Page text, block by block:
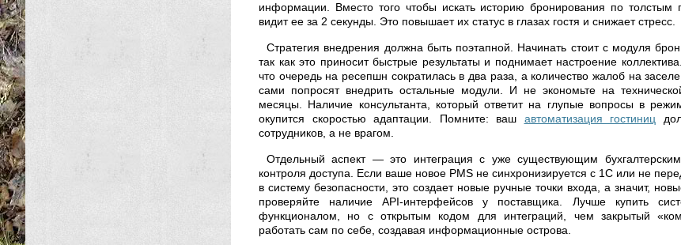
информации. Вместо того чтобы искать историю бронирования по толстым
видит ее за 2 секунды. Это повышает их статус в глазах гостя и снижает стресс.
Стратегия внедрения должна быть поэтапной. Начинать стоит с модуля
так как это приносит быстрые результаты и поднимает настроение
что очередь на ресепшн сократилась в два раза, а количество жалоб на
сами попросят внедрить остальные модули. И не экономьте на
месяцы. Наличие консультанта, который ответит на глупые вопросы в
окупится скоростью адаптации. Помните: ваш автоматизация гостиниц
сотрудников, а не врагом.
Отдельный аспект — это интеграция с уже существующим
контроля доступа. Если ваше новое PMS не синхронизируется с 1С или не
в систему безопасности, это создает новые ручные точки входа, а значит,
проверяйте наличие API-интерфейсов у поставщика. Лучше купить
функционалом, но с открытым кодом для интеграций, чем закрытый
работать сам по себе, создавая информационные острова.